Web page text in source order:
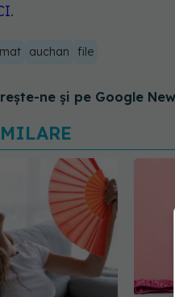
.
auchan file
ne și pe Google